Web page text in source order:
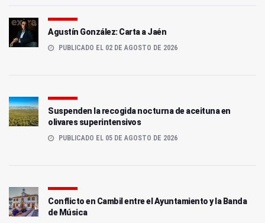
Agustín González: Carta a Jaén
PUBLICADO EL 02 DE AGOSTO DE 2026
Suspenden la recogida nocturna de aceituna en
olivares superintensivos
PUBLICADO EL 05 DE AGOSTO DE 2026
Conflicto en Cambil entre el Ayuntamiento y la Banda
de Música